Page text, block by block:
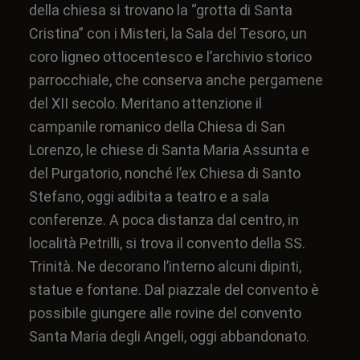
della chiesa si trovano la “grotta di Santa
Cristina” con i Misteri, la Sala del Tesoro, un
coro ligneo ottocentesco e l’archivio storico
parrocchiale, che conserva anche pergamene
del XII secolo. Meritano attenzione il
campanile romanico della Chiesa di San
Lorenzo, le chiese di Santa Maria Assunta e
del Purgatorio, nonché l’ex Chiesa di Santo
Stefano, oggi adibita a teatro e a sala
conferenze. A poca distanza dal centro, in
località Petrilli, si trova il convento della SS.
Trinità. Ne decorano l’interno alcuni dipinti,
statue e fontane. Dal piazzale del convento è
possibile giungere alle rovine del convento
Santa Maria degli Angeli, oggi abbandonato.